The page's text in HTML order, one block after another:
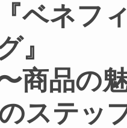
『ベネフ
』
商品の
ステッ